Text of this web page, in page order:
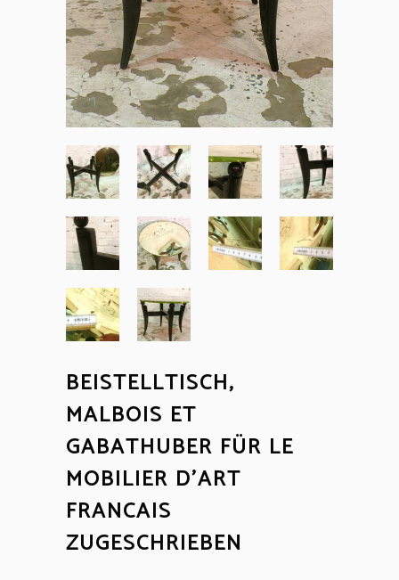
BEISTELLTISCH,
MALBOIS ET
GABATHUBER FÜR LE
MOBILIER D’ART
FRANCAIS
ZUGESCHRIEBEN